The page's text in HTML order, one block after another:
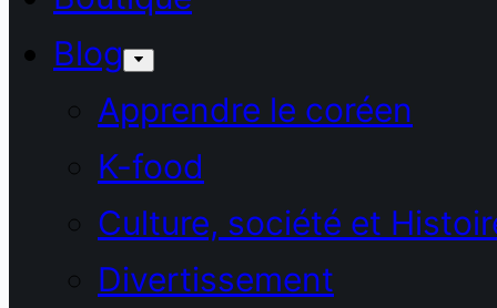
Blog
Apprendre le coréen
K-food
Culture, société et
Divertissement